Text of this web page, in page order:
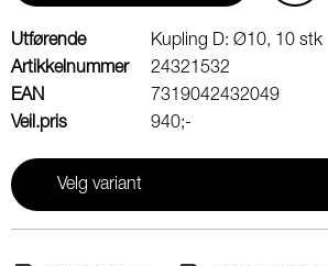
Utførende
Kupling D: Ø10, 10 stk
Artikkelnummer
24321532
EAN
7319042432049
Veil.pris
940;-
Velg variant